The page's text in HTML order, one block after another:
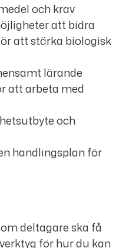
och krav
att bidra
att stärka biologisk
lärande
att arbeta med
och
handlingsplan för
deltagare ska få
för hur du kan